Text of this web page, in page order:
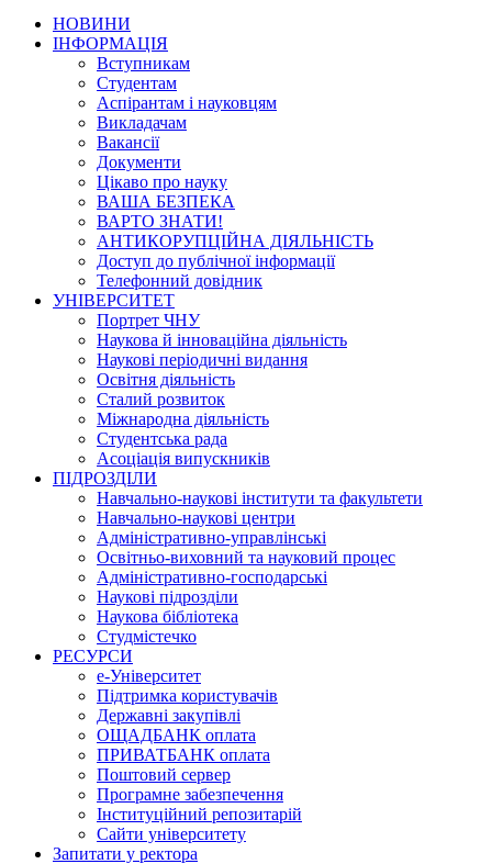
НОВИНИ
ІНФОРМАЦІЯ
Вступникам
Студентам
Аспірантам і науковцям
Викладачам
Вакансії
Документи
Цікаво про науку
ВАША БЕЗПЕКА
ВАРТО ЗНАТИ!
АНТИКОРУПЦІЙНА ДІЯЛЬНІСТЬ
Доступ до публічної інформації
Телефонний довідник
УНІВЕРСИТЕТ
Портрет ЧНУ
Наукова й інноваційна діяльність
Наукові періодичні видання
Освітня діяльність
Сталий розвиток
Міжнародна діяльність
Студентська рада
Асоціація випускників
ПІДРОЗДІЛИ
Навчально-наукові інститути та факультети
Навчально-наукові центри
Адміністративно-управлінські
Освітньо-виховний та науковий процес
Адміністративно-господарські
Наукові підрозділи
Наукова бібліотека
Студмістечко
РЕСУРСИ
е-Університет
Підтримка користувачів
Державні закупівлі
ОЩАДБАНК оплата
ПРИВАТБАНК оплата
Поштовий сервер
Програмне забезпечення
Інституційний репозитарій
Сайти університету
Запитати у ректора